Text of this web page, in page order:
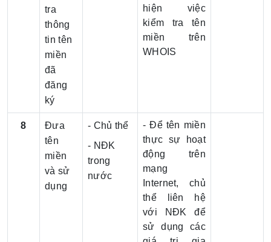
tra
thông
tin tên
miền
đã
đăng
ký
hiện việc
kiểm tra tên
miền trên
WHOIS
8
Đưa
tên
miền
và sử
dụng
- Chủ thể
- NĐK
trong
nước
- Để tên miền
thực sự hoạt
động trên
mạng
Internet, chủ
thể liên hệ
với NĐK để
sử dụng các